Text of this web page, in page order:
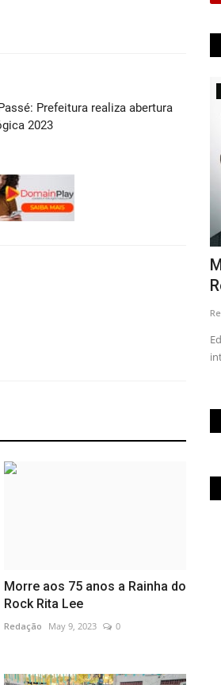
Prefeitura realiza abertura
2023
Morre aos 75 anos a Rainha do
Rock Rita Lee
Redação May 9, 2023 0